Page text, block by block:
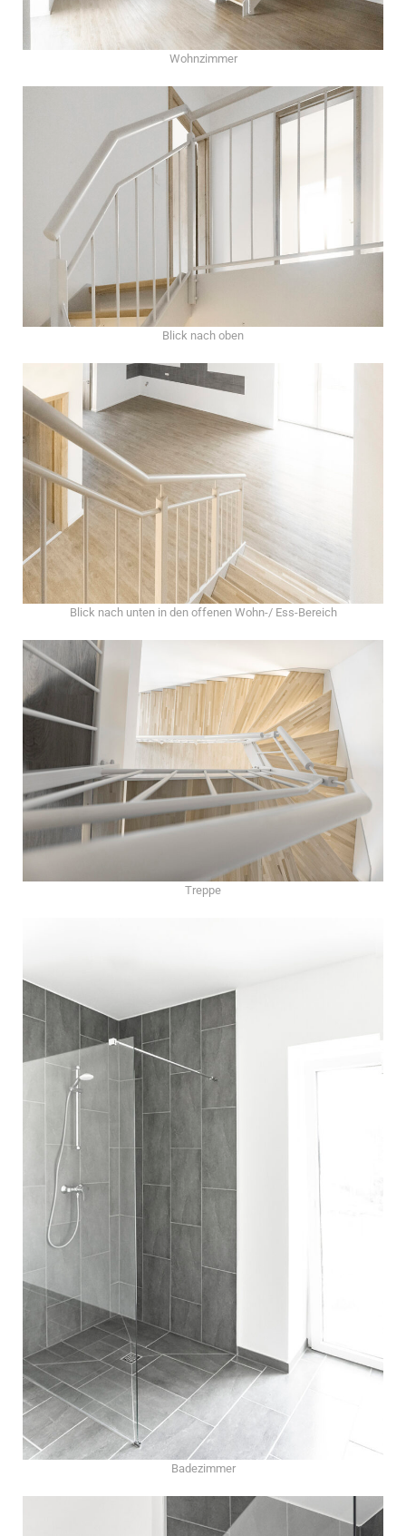
Wohnzimmer
Blick nach oben
Blick nach unten in den offenen Wohn-/ Ess-Bereich
Treppe
Badezimmer